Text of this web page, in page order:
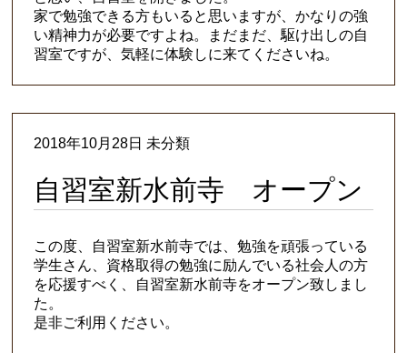
家で勉強できる方もいると思いますが、かなりの強
い精神力が必要ですよね。まだまだ、駆け出しの自
習室ですが、気軽に体験しに来てくださいね。
2018年10月28日 未分類
自習室新水前寺 オープン
この度、自習室新水前寺では、勉強を頑張っている
学生さん、資格取得の勉強に励んでいる社会人の方
を応援すべく、自習室新水前寺をオープン致しまし
た。
是非ご利用ください。